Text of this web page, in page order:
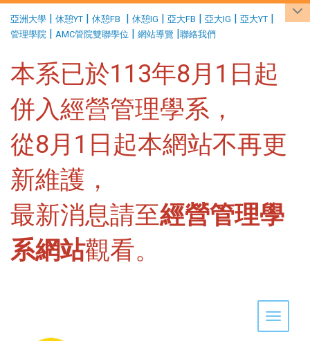
亞洲大學 | 休憩YT | 休憩FB | 休憩IG | 亞大FB | 亞大IG | 亞大YT |
管理學院 | AMC管院雙聯學位 | 網站導覽 |聯絡我們
本系已於113年8月1日起
併入經營管理學系，
從8月1日起本網站不再更
新維護，
最新消息請至經營管理學
系網站觀看。
Toggle